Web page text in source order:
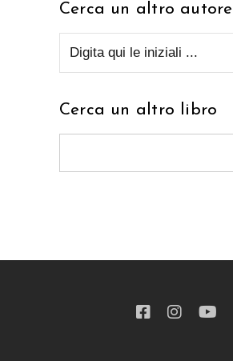
Cerca un altro autore
Cerca un altro libro